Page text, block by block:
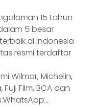
15 tahun
5 besar
di Indonesia
resmi terdaftar
Wilmar, Michelin,
Film, BCA dan